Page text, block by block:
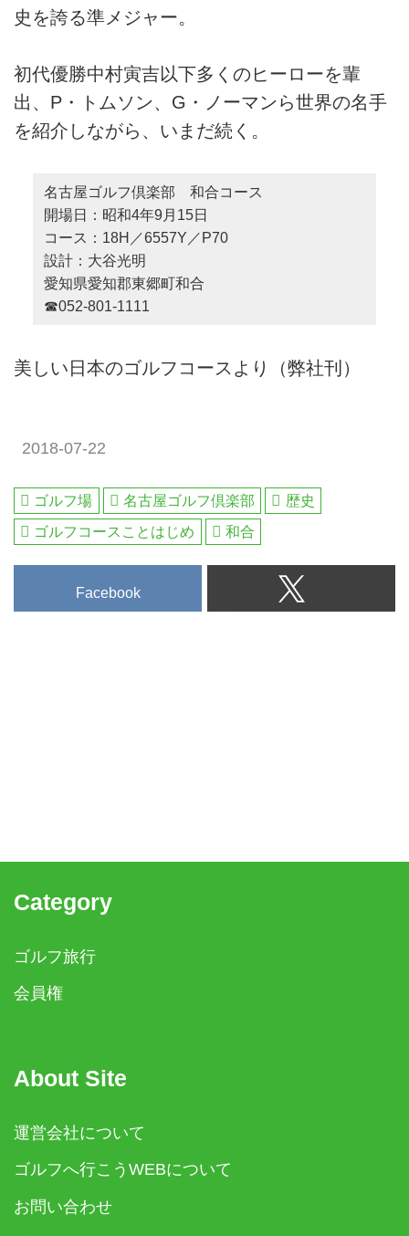
史を誇る準メジャー。
初代優勝中村寅吉以下多くのヒーローを輩
出、P・トムソン、G・ノーマンら世界の名手
を紹介しながら、いまだ続く。
名古屋ゴルフ倶楽部 和合コース
開場日：昭和4年9月15日
コース：18H／6557Y／P70
設計：大谷光明
愛知県愛知郡東郷町和合
☎052-801-1111
美しい日本のゴルフコースより（弊社刊）
2018-07-22
ゴルフ場 名古屋ゴルフ倶楽部
歴史
ゴルフコースことはじめ
和合
Facebook
Category
ゴルフ旅行
会員権
About Site
運営会社について
ゴルフへ行こうWEBについて
お問い合わせ